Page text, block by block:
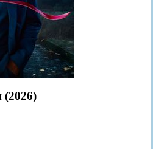
(2026)